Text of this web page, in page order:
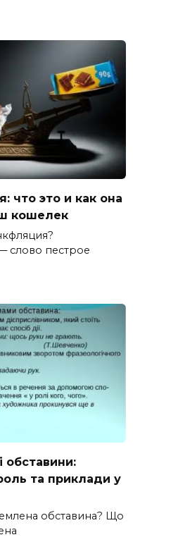
что это и как она
кошелек
слово пестрое
обставини:
та приклади у
обставина? Що